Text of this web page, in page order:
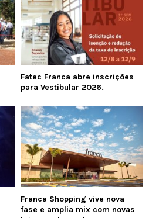
Fatec Franca abre inscrições
para Vestibular 2026.
Franca Shopping vive nova
fase e amplia mix com novas